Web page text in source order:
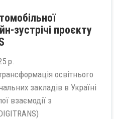
зустрічі проєкту
р.
освітнього
закладів в Україні
взаємодії з